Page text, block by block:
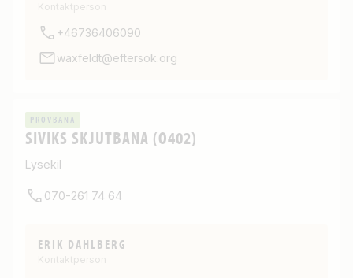
Kontaktperson
+46736406090
waxfeldt@eftersok.org
PROVBANA
SIVIKS SKJUTBANA (O402)
Lysekil
070-261 74 64
ERIK DAHLBERG
Kontaktperson